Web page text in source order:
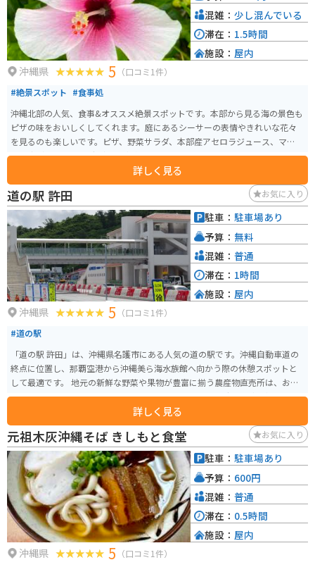
沖縄県 5 （口コミ1件）
#絶景スポット #食事処
沖縄北部の人気、食事&オススメ絶景スポットです。本部から見る海の景色も
ピザの味をおいしくしてくれます。庭にあるシーサーの表情やきれいな花々
を見るのも楽しいです。ピザ、野菜サラダ、本部産アセロラジュース、マンゴ
ーの森（カットマンゴー）などがいただけます。
詳しく見る
混雑： 少し混んでいる
滞在： 1.5時間
施設： 屋内
道の駅 許田 お気に入り
沖縄県 5 （口コミ1件）
#道の駅
「道の駅 許田」は、沖縄県名護市にある人気の道の駅です。沖縄自動車道の
終点に位置し、那覇空港から沖縄美ら海水族館へ向かう際の休憩スポットと
して最適です。 地元の新鮮な野菜や果物が豊富に揃う農産物直売所は、お土
産探しにもおすすめです。特に、シークヮーサーやマンゴーなどの南国フル
ーツは人気があります。また、沖縄そばやタコライスなどのご当地グルメが
味わえる飲食店もあります。 バイクで訪れる場合、道の駅には広い駐車場が
完備されているので安心です。ツーリングの休憩場所としてはもちろん、沖
縄本島北部を巡る際の拠点としても便利です。 周辺には、パイナップルパー
クやナゴパイナップルワイナリーなど、観光スポットも点在しています。少し
足を延ばせば、古宇利島や美ら海水族館にもアクセスできます。
詳しく見る
駐車： 駐車場あり
予算： 無料
混雑： 普通
滞在： 1時間
施設： 屋内
元祖木灰沖縄そば きしもと食堂 お気に入り
沖縄県 5 （口コミ1件）
駐車： 駐車場あり
予算： 600円
混雑： 普通
滞在： 0.5時間
施設： 屋内